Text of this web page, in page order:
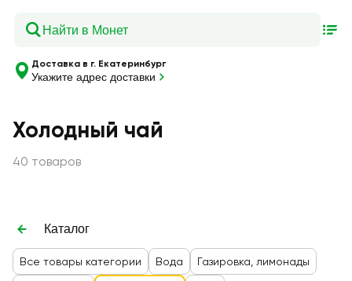
Доставка в г. Екатеринбург
Укажите адрес доставки
Холодный чай
40 товаров
Каталог
Все товары категории Вода Газировка, лимонады